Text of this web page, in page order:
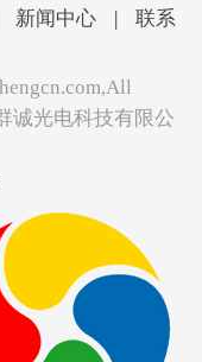
新闻中心| 联系
诚光电科技有限公